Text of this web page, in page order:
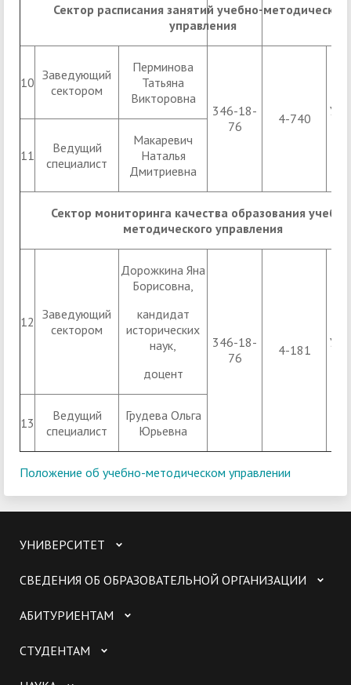
Сектор расписания занятий учебно-
управления
10 Заведующий
сектором
Перминова
Татьяна
Викторовна
346-18-
76
4-740
УК
11
Ведущий
специалист
Макаревич
Наталья
Дмитриевна
Сектор мониторинга качества образования
методического управления
12 Заведующий
сектором
Дорожкина Яна
Борисовна,
кандидат
исторических
наук,
доцент
346-18-
76
4-181
УК
13
Ведущий
специалист
Грудева Ольга
Юрьевна
Положение об учебно-методическом управлении
УНИВЕРСИТЕТ
СВЕДЕНИЯ ОБ ОБРАЗОВАТЕЛЬНОЙ ОРГАНИЗАЦИИ
АБИТУРИЕНТАМ
СТУДЕНТАМ